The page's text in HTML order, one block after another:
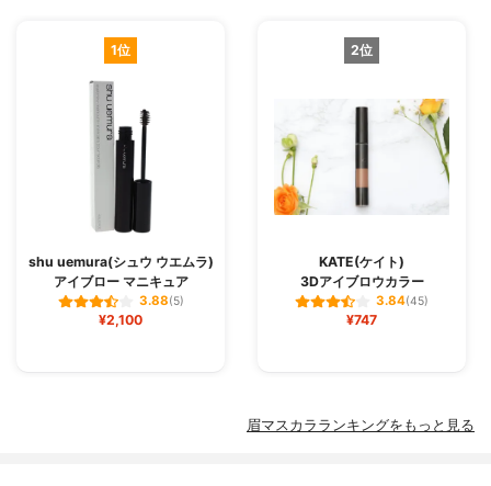
1位
shu uemura(シュウ ウエムラ)
アイブロー マニキュア
3.88(5)
¥2,100
2位
KATE(ケイト)
3Dアイブロウカラー
3.84(45)
¥747
眉マスカラランキングをもっと見る